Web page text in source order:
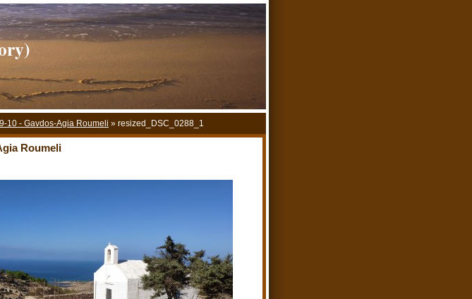
10 - Gavdos-Agia Roumeli » resized_DSC_0288_1
Roumeli